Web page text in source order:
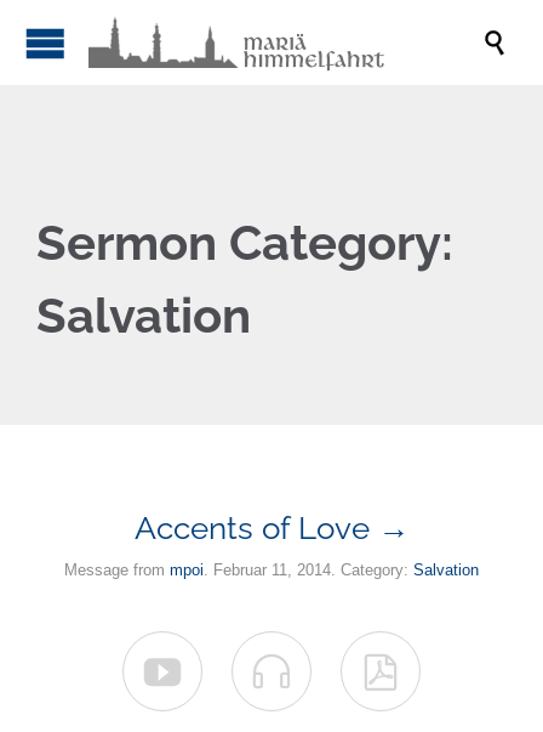

Sermon Category:
Salvation
Accents of Love →
Message from mpoi. Februar 11, 2014. Category: Salvation
  